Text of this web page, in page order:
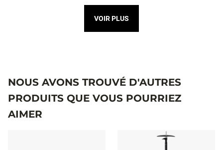
VOIR PLUS
NOUS AVONS TROUVÉ D'AUTRES
PRODUITS QUE VOUS POURRIEZ
AIMER